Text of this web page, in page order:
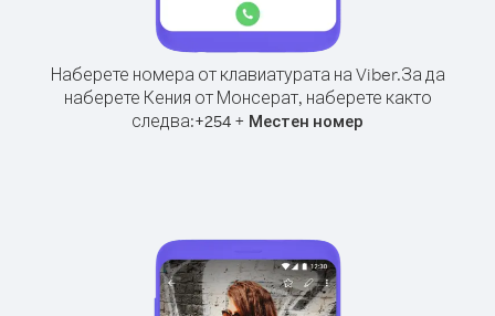
Наберете номера от клавиатурата на Viber.За да
наберете Кения от Монсерат, наберете както
следва:+254 + Местен номер